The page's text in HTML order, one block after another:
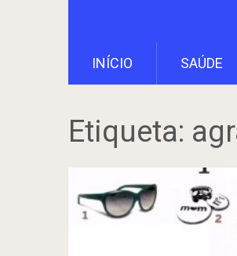
INÍCIO SAÚDE
Etiqueta: